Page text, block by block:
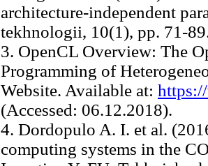
architecture-independent
tekhnologii, 10(1), pp. 71-
3. OpenCL Overview: The
Programming of
Website. Available at:
(Accessed: 06.12.2018).
4. Dordopulo A. I. et al.
computing systems in the